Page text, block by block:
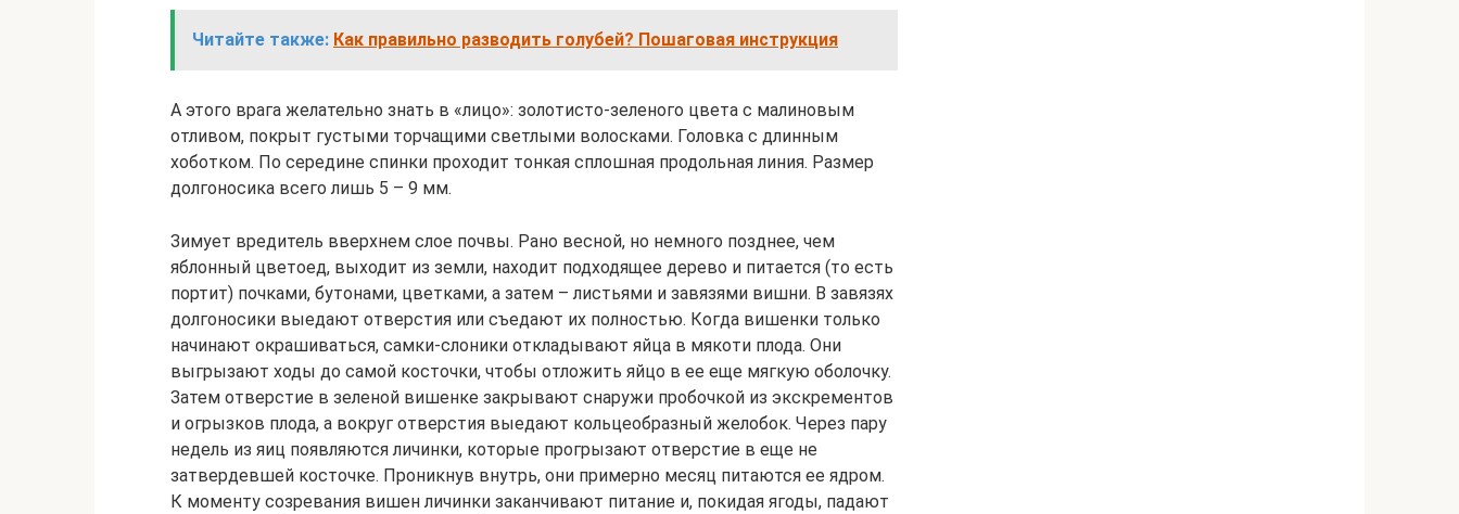
Читайте также: Как правильно разводить голубей? Пошаговая инструкция
А этого врага желательно знать в «лицо»: золотисто-зеленого цвета с малиновым
отливом, покрыт густыми торчащими светлыми волосками. Головка с длинным
хоботком. По середине спинки проходит тонкая сплошная продольная линия. Размер
долгоносика всего лишь 5 – 9 мм.
Зимует вредитель вверхнем слое почвы. Рано весной, но немного позднее, чем
яблонный цветоед, выходит из земли, находит подходящее дерево и питается (то есть
портит) почками, бутонами, цветками, а затем – листьями и завязями вишни. В завязях
долгоносики выедают отверстия или съедают их полностью. Когда вишенки только
начинают окрашиваться, самки-слоники откладывают яйца в мякоти плода. Они
выгрызают ходы до самой косточки, чтобы отложить яйцо в ее еще мягкую оболочку.
Затем отверстие в зеленой вишенке закрывают снаружи пробочкой из экскрементов
и огрызков плода, а вокруг отверстия выедают кольцеобразный желобок. Через пару
недель из яиц появляются личинки, которые прогрызают отверстие в еще не
затвердевшей косточке. Проникнув внутрь, они примерно месяц питаются ее ядром.
К моменту созревания вишен личинки заканчивают питание и, покидая ягоды, падают